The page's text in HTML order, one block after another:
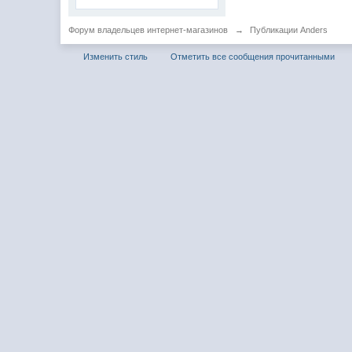
Форум владельцев интернет-магазинов → Публикации Anders
Изменить стиль Отметить все сообщения прочитанными